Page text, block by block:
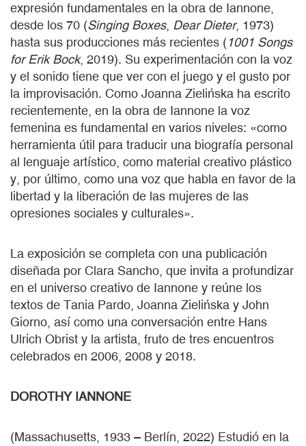
expresión fundamentales en la obra de Iannone,
desde los 70 (Singing Boxes, Dear Dieter, 1973)
hasta sus producciones más recientes (1001 Songs
for Erik Bock, 2019). Su experimentación con la voz
y el sonido tiene que ver con el juego y el gusto por
la improvisación. Como Joanna Zielińska ha escrito
recientemente, en la obra de Iannone la voz
femenina es fundamental en varios niveles: «como
herramienta útil para traducir una biografía personal
al lenguaje artístico, como material creativo plástico
y, por último, como una voz que habla en favor de la
libertad y la liberación de las mujeres de las
opresiones sociales y culturales».
La exposición se completa con una publicación
diseñada por Clara Sancho, que invita a profundizar
en el universo creativo de Iannone y reúne los
textos de Tania Pardo, Joanna Zielińska y John
Giorno, así como una conversación entre Hans
Ulrich Obrist y la artista, fruto de tres encuentros
celebrados en 2006, 2008 y 2018.
DOROTHY IANNONE
(Massachusetts, 1933 – Berlín, 2022) Estudió en la